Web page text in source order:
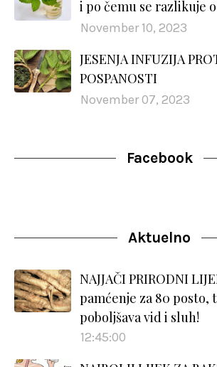
i po čemu se razlikuje
November 10, 2023
JESENJA INFUZIJA
POSPANOSTI
November 07, 2023
Facebook
Aktuelno
NAJJAČI PRIRODNI
pamćenje za 80 posto,
poboljšava vid i sluh!
12:45:00